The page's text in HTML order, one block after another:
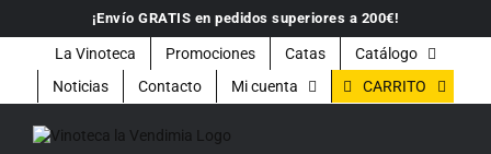
contenido
¡Envío GRATIS en pedidos superiores a 200€!
La Vinoteca Promociones Catas
Catálogo
Noticias
Contacto Mi cuenta CARRITO